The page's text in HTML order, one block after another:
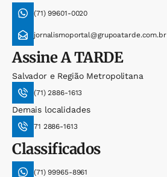
(71) 99601-0020
jornalismoportal@grupoatarde.com.br
AssineA TARDE
Salvador e Região Metropolitana
(71) 2886-1613
Demais localidades
71 2886-1613
Classificados
(71) 99965-8961